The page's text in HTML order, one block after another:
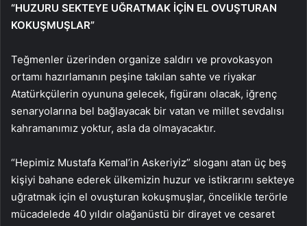
“HUZURU SEKTEYE UĞRATMAK İÇİN EL OVUŞTURAN
KOKUŞMUŞLAR”
Teğmenler üzerinden organize saldırı ve provokasyon
ortamı hazırlamanın peşine takılan sahte ve riyakar
Atatürkçülerin oyununa gelecek, figüranı olacak, iğrenç
senaryolarına bel bağlayacak bir vatan ve millet sevdalısı
kahramanımız yoktur, asla da olmayacaktır.
“Hepimiz Mustafa Kemal’in Askeriyiz” sloganı atan üç beş
kişiyi bahane ederek ülkemizin huzur ve istikrarını sekteye
uğratmak için el ovuşturan kokuşmuşlar, öncelikle terörle
mücadelede 40 yıldır olağanüstü bir dirayet ve cesaret